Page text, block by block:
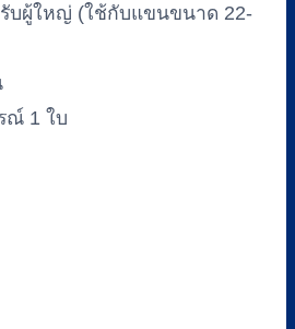
บผู้ใหญ่ (ใช้กับแขนขนาด 22-
ณ์ 1 ใบ